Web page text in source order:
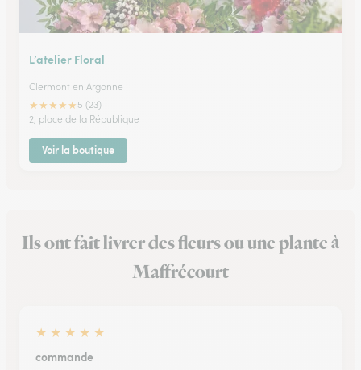
L’atelier Floral
Clermont en Argonne
★★★★★ 5 (23)
2, place de la République
Voir la boutique
Ils ont fait livrer des fleurs ou une plante à
Maffrécourt
★ ★ ★ ★ ★
commande